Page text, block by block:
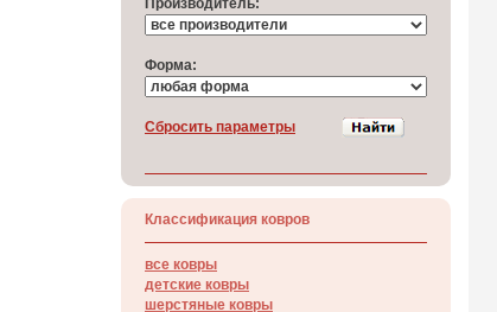
Производитель:
Форма:
Cбросить параметры
Классификация ковров
все ковры
детские ковры
шерстяные ковры